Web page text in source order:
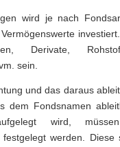
wird je nach
Derivate,
sein.
und das daraus
dem Fondsnamen
wird,
festgelegt werden. Diese